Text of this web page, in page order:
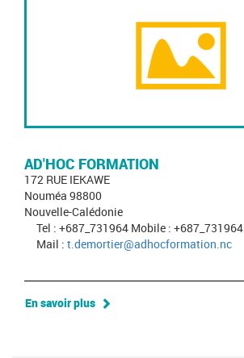
AD'HOC FORMATION
172 RUE IEKAWE
Nouméa 98800
Nouvelle-Calédonie
Tel : +687_731964 Mobile : +687_731964
Mail : t.demortier@adhocformation.nc
En savoir plus